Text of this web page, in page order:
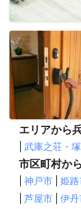
エリアから
武庫之荘・
市区町村か
神戸市 姫
芦屋市 伊